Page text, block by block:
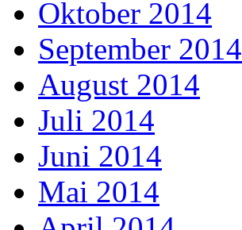
Oktober 2014
September 2014
August 2014
Juli 2014
Juni 2014
Mai 2014